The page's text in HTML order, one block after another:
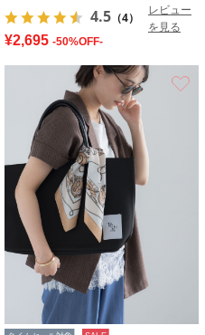
4.5 （4）
レビュー
を見る
¥2,695 -50%OFF-